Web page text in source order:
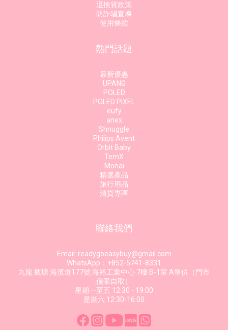
退換貨政策
防詐騙宣導
使用條款
熱門話題
最新優惠
UPANG
POLED
POLED PIXEL
eufy
anex
Shnuggle
Philips Avent
Orbit Baby
TernX
Monai
精選產品
旅行用品
清貨專區
聯絡我們
Email: readygoeasybuy@gmail.com
WhatsApp：+852-5741-8331
九龍 觀塘 海濱道177號 海裕工業中心 7樓 B-1室 A單位（門市
僅限自取）
星期一至五 12:30 - 19:00
星期六 12:30-16:00